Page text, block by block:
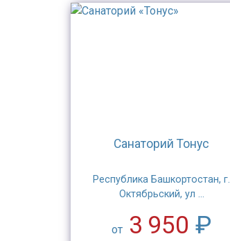
Санаторий Тонус
Республика Башкортостан, г.
Октябрьский, ул ...
от 3 950 ₽